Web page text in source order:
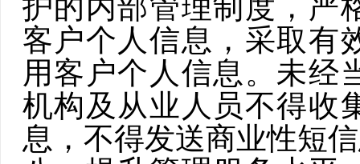
护的内部管理制度，严
客户个人信息，采取有
用客户个人信息。未经
机构及从业人员不得收
息，不得发送商业性短